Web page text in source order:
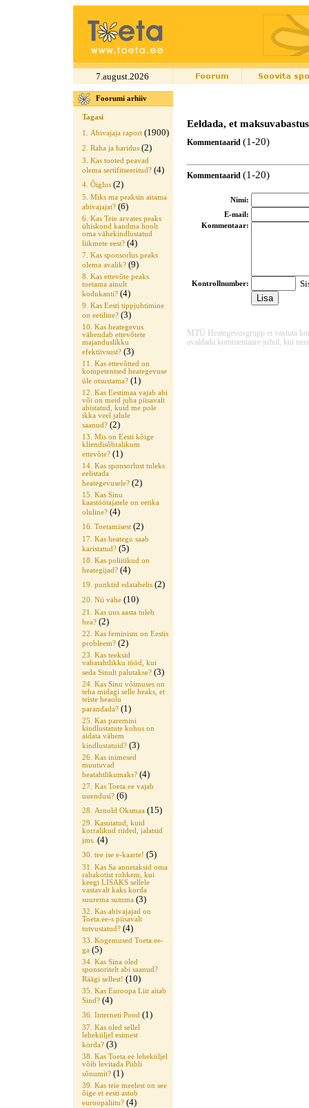
7.august.2026
Foorumi arhiiv
Tagasi
1. Abivajaja raport (1900)
2. Raha ja haridus (2)
3. Kas tooted peavad
olema sertifitseeritud? (4)
4. Õiglus (2)
5. Miks ma peaksin aitama
abivajajat? (6)
6. Kas Teie arvates peaks
ühiskond kandma hoolt
oma vähekindlustatud
liikmete eest? (4)
7. Kas sponsorlus peaks
olema avalik? (9)
8. Kas ettevõte peaks
toetama ainult
kodukanti? (4)
9. Kas Eesti tippjuhtimine
on eetiline? (3)
10. Kas heategevus
vähendab ettevõtete
majanduslikku
efektiivsust? (3)
11. Kas ettevõtted on
kompetentsed heategevuse
üle otsustama? (1)
12. Kas Eestimaa vajab abi
või on meid juba piisavalt
abistatud, kuid me pole
ikka veel jalule
saanud? (2)
13. Mis on Eesti kõige
kliendisõbralikum
ettevõte? (1)
14. Kas sponsorlust tuleks
eelistada
heategevusele? (2)
15. Kas Sinu
kaastöötajatele on eetika
oluline? (4)
16. Toetamisest (2)
17. Kas heategu saab
karistatud? (5)
18. Kas poliitikud on
heategijad? (4)
19. punktid edatabelis (2)
20. Nii vähe (10)
21. Kas uus aasta tuleb
hea? (2)
22. Kas feminism on Eestis
probleem? (2)
23. Kas teeksid
vabatahtlikku tööd, kui
seda Sinult palutakse? (3)
24. Kas Sinu vôimuses on
teha midagi selle heaks, et
teiste heaolu
parandada? (1)
25. Kas paremini
kindlustatute kohus on
aidata vähem
kindlustatuid? (3)
26. Kas inimesed
muutuvad
heatahtlikumaks? (4)
27. Kas Toeta.ee vajab
uuendusi? (6)
28. Arnold Oksmaa (15)
29. Kasutatud, kuid
korralikud riided, jalatsid
jms. (4)
30. tee ise e-kaarte! (5)
31. Kas Sa annetaksid oma
rahakotist rohkem, kui
keegi LISAKS sellele
vastavalt kaks korda
suurema summa (3)
32. Kas abivajajad on
Toeta.ee-s piisavalt
tutvustatud? (4)
33. Kogemused Toeta.ee-
ga (5)
34. Kas Sina oled
sponsoritelt abi saanud?
Räägi sellest! (10)
35. Kas Euroopa Liit aitab
Sind? (4)
36. Interneti Pood (1)
37. Kas oled sellel
leheküljel esimest
korda? (3)
38. Kas Toeta.ee leheküljel
võib levitada Piibli
sõnumit? (1)
39. Kas teie meelest on see
õige et eesti astub
euroopaliitu? (4)
Eeldada, et
Kommentaarid (1-20)
Kommentaarid (1-20)
Nimi:
E-mail:
Kommentaar:
Kontrollnumber:
MTÜ Heategevusgrupp ei vastuta
avaldada kommentaare juhul, kui